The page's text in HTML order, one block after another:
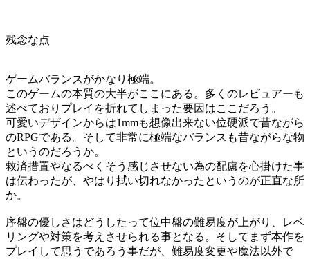
残念な点
ゲームバランスがかなり極端。
このゲームの本質の大半がここにある。多くのレビュアーも
述べておりプレイを折れてしまった要因はここだろう。
可愛いデザインからは1mmも想像出来ない位硬派で昔ながら
のRPGである。そして非常に極端なバランスも昔ながらな物
というのだろうか。
救済措置やなるべくそう感じさせない為の配慮を心掛けた事
は伝わったが、やはり拭い切れなかったというのが正直な所
か。
序盤の優しさはどうしたって位中盤の難易度が上がり、レベ
リングや対策を考えさせられる事となる。そしてまず本作を
プレイして思うであろう事だが、難易度変更や魔法以外で